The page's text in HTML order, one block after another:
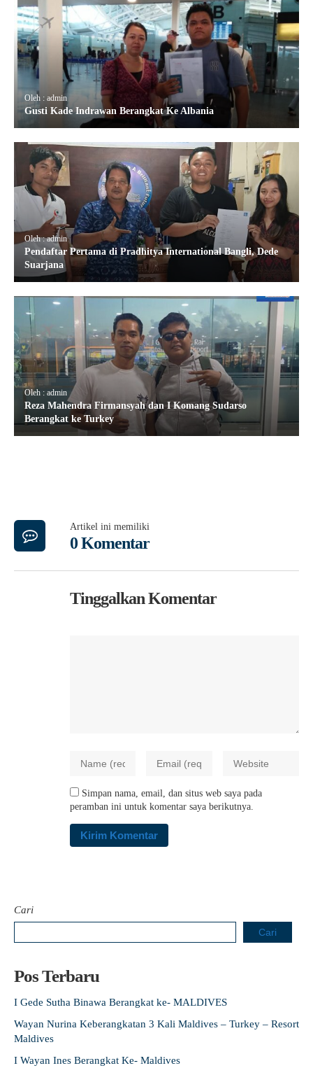
Oleh : admin
Gusti Kade Indrawan Berangkat Ke Albania
Oleh : admin
Pendaftar Pertama di Pradhitya International Bangli, Dede
Suarjana
Oleh : admin
Reza Mahendra Firmansyah dan I Komang Sudarso
Berangkat ke Turkey
Artikel ini memiliki
0 Komentar
Tinggalkan Komentar
Simpan nama, email, dan situs web saya pada
peramban ini untuk komentar saya berikutnya.
Cari
Cari
Pos Terbaru
I Gede Sutha Binawa Berangkat ke- MALDIVES
Wayan Nurina Keberangkatan 3 Kali Maldives – Turkey – Resort
Maldives
I Wayan Ines Berangkat Ke- Maldives